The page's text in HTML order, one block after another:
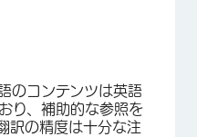
のコンテンツは英語
り、補助的な参照を
訳の精度は十分な注